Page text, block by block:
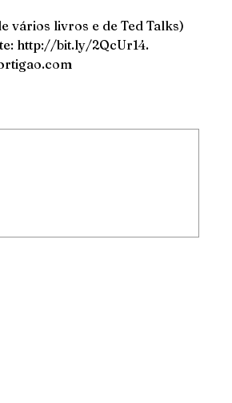
vários livros e de Ted Talks)
http://bit.ly/2QcUr14.